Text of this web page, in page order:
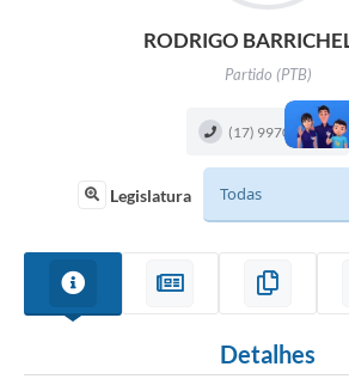
RODRIGO
Partido (PTB)
(17) 99709-5987
Legislatura
Detalhes